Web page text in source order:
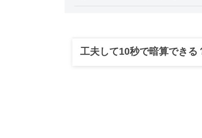
工夫して10秒で暗算できる